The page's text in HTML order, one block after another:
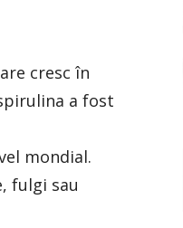
cresc în
a fost
mondial.
fulgi sau